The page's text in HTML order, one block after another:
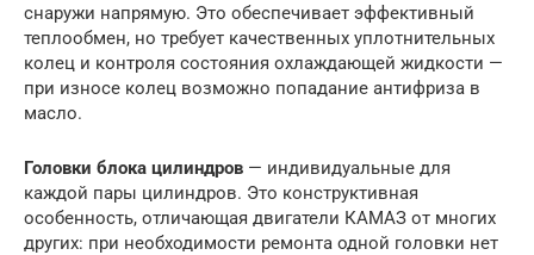
снаружи напрямую. Это обеспечивает эффективный
теплообмен, но требует качественных уплотнительных
колец и контроля состояния охлаждающей жидкости —
при износе колец возможно попадание антифриза в
масло.
Головки блока цилиндров — индивидуальные для
каждой пары цилиндров. Это конструктивная
особенность, отличающая двигатели КАМАЗ от многих
других: при необходимости ремонта одной головки нет